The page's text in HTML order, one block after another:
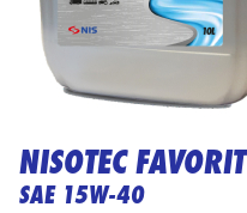
NISOTEC FAVORIT
SAE 15W-40